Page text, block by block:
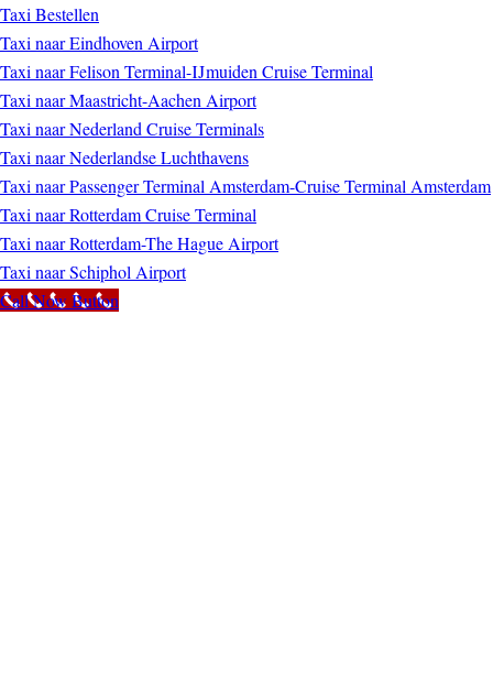
Taxi Bestellen
Taxi naar Eindhoven Airport
Taxi naar Felison Terminal-IJmuiden Cruise Terminal
Taxi naar Maastricht-Aachen Airport
Taxi naar Nederland Cruise Terminals
Taxi naar Nederlandse Luchthavens
Taxi naar Passenger Terminal Amsterdam-Cruise Terminal Amsterdam
Taxi naar Rotterdam Cruise Terminal
Taxi naar Rotterdam-The Hague Airport
Taxi naar Schiphol Airport
Call Now Button